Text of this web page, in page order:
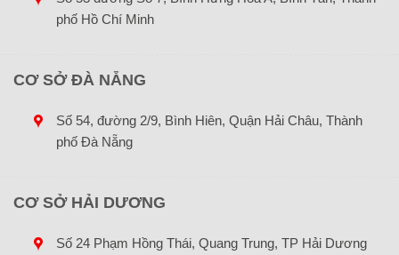
phố Hồ Chí Minh
CƠ SỞ ĐÀ NẴNG
Số 54, đường 2/9, Bình Hiên, Quận Hải Châu, Thành
phố Đà Nẵng
CƠ SỞ HẢI DƯƠNG
Số 24 Phạm Hồng Thái, Quang Trung, TP Hải Dương